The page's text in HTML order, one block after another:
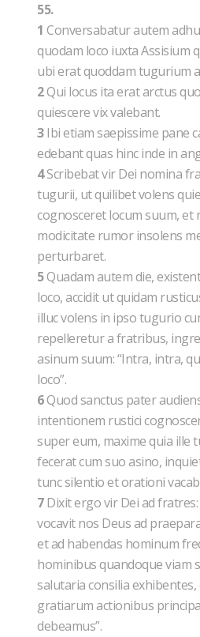
55.
1 Conversabatur autem
quodam loco iuxta Assisium
ubi erat quoddam tugurium
2Qui locus ita erat arctus
quiescere vix valebant.
3Ibi etiam saepissime pane
edebant quas hinc inde in
4Scribebat vir Dei nomina
tugurii, ut quilibet volens
cognosceret locum suum, et
modicitate rumor insolens
perturbaret.
5Quadam autem die,
loco, accidit ut quidam
illuc volens in ipso tugurio
repelleretur a fratribus,
asinum suum: “Intra, intra,
loco”.
6Quod sanctus pater
intentionem rustici
super eum, maxime quia ille
fecerat cum suo asino,
tunc silentio et orationi
7Dixit ergo vir Dei ad
vocavit nos Deus ad
et ad habendas hominum
hominibus quandoque viam
salutaria consilia
gratiarum actionibus
debeamus”.